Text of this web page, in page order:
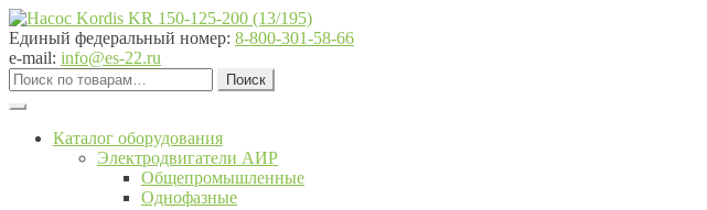
Перейти
к
навигации
Перейти
к
содержимому
Единый федеральный номер: 8-800-301-58-66
e-mail: info@es-22.ru
Искать:
Поиск
Каталог оборудования
Электродвигатели АИР
Общепромышленные
Однофазные